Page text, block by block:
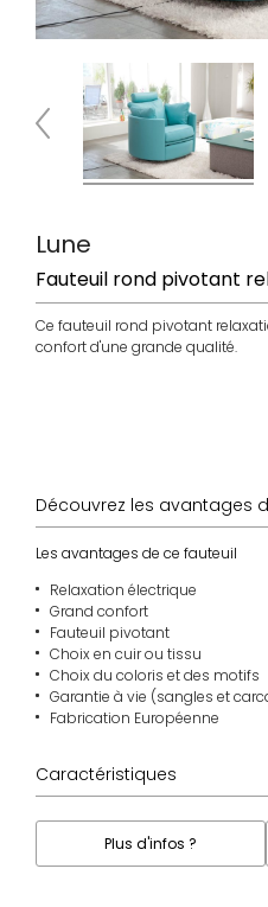
Lune
Fauteuil rond pivotant
Ce fauteuil rond pivotant
confort d'une grande qualité.
Découvrez les avantages
Les avantages de ce fauteuil
Relaxation électrique
Grand confort
Fauteuil pivotant
Choix en cuir ou tissu
Choix du coloris et des motifs
Garantie à vie (sangles et
Fabrication Européenne
Caractéristiques
Plus d'infos ?